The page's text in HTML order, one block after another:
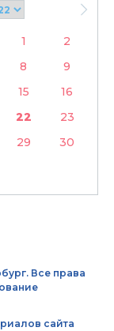
1
2
8
9
15
16
22
23
29
30
Все права
сайта